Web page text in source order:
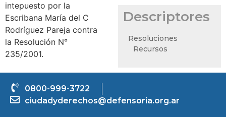
intepuesto por la
Escribana María del C
Rodríguez Pareja contra
la Resolución N°
235/2001.
Descriptores
Resoluciones
Recursos
0800-999-3722
ciudadyderechos@defensoria.org.ar